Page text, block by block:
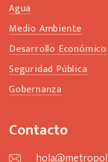
Agua
Medio Ambiente
Desarrollo Económico
Seguridad Pública
Gobernanza
Contacto